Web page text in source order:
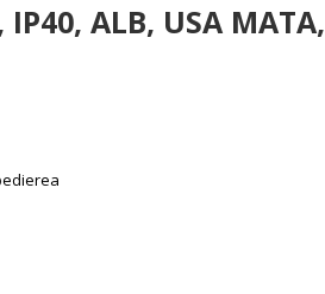
IP40, ALB, USA MATA,